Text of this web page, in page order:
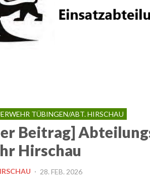
TÜBINGEN/ABT. HIRSCHAU
Beitrag]
Hirschau
POSTED
28. FEB. 2026